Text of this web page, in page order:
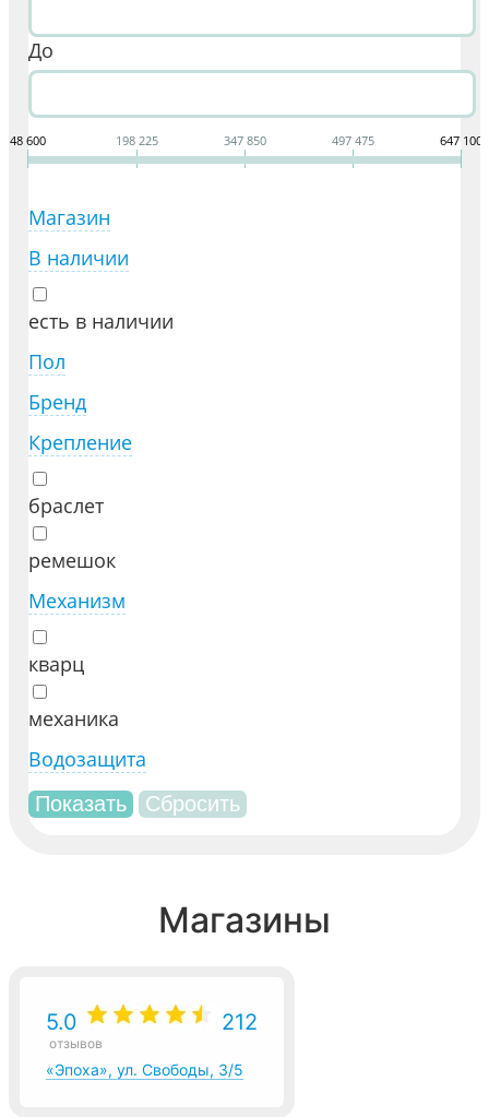
До
48 600 198 225 347 850 497 475 647 100
Магазин
В наличии
есть в наличии
Пол
Бренд
Крепление
браслет
ремешок
Механизм
кварц
механика
Водозащита
Магазины
5.0 212
отзывов
«Эпоха», ул. Свободы, 3/5